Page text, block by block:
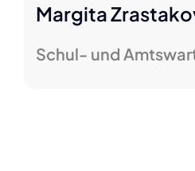
Margita
Schul- und